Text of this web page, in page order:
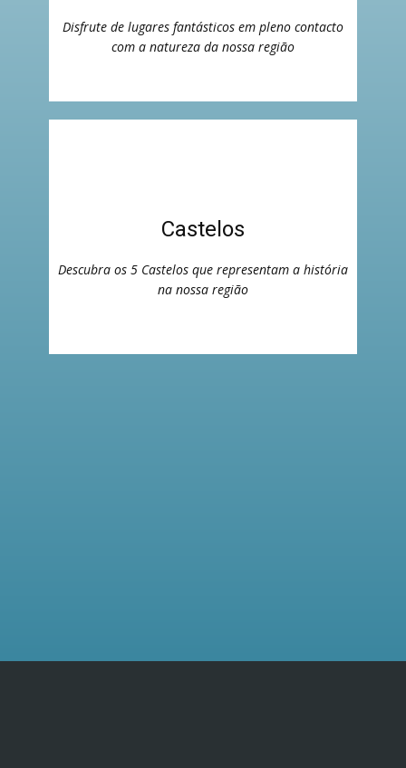
Disfrute de lugares fantásticos em pleno contacto
com a natureza da nossa região
Castelos
Descubra os 5 Castelos que representam a história
na nossa região